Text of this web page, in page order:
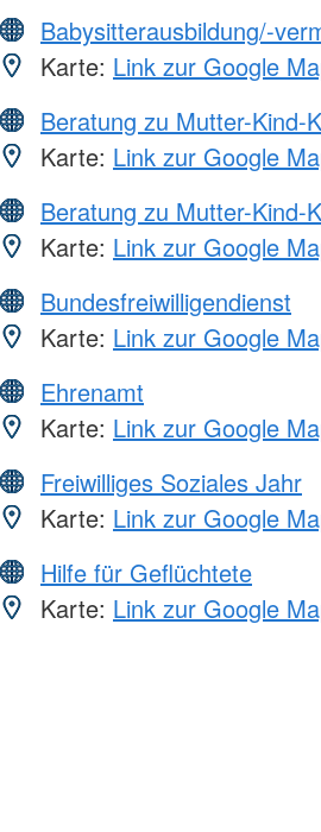
Babysitterausbildung/-
Karte: Link zur Google
Beratung zu Mutter-Kind-
Karte: Link zur Google
Beratung zu Mutter-Kind-
Karte: Link zur Google
Bundesfreiwilligendienst
Karte: Link zur Google
Ehrenamt
Karte: Link zur Google
Freiwilliges Soziales Jahr
Karte: Link zur Google
Hilfe für Geflüchtete
Karte: Link zur Google